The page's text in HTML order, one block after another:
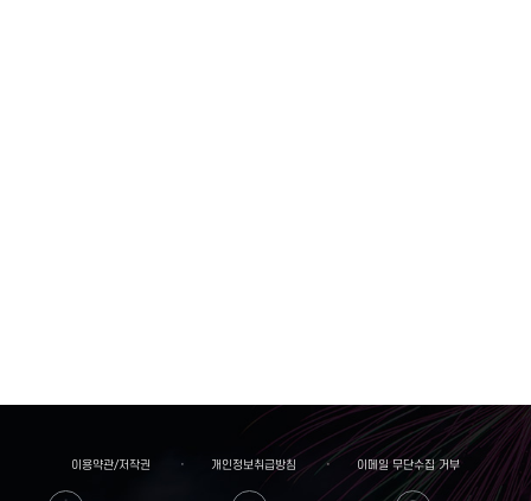
이용약관/저작권 개인정보취급방침 이메일 무단수집 거부